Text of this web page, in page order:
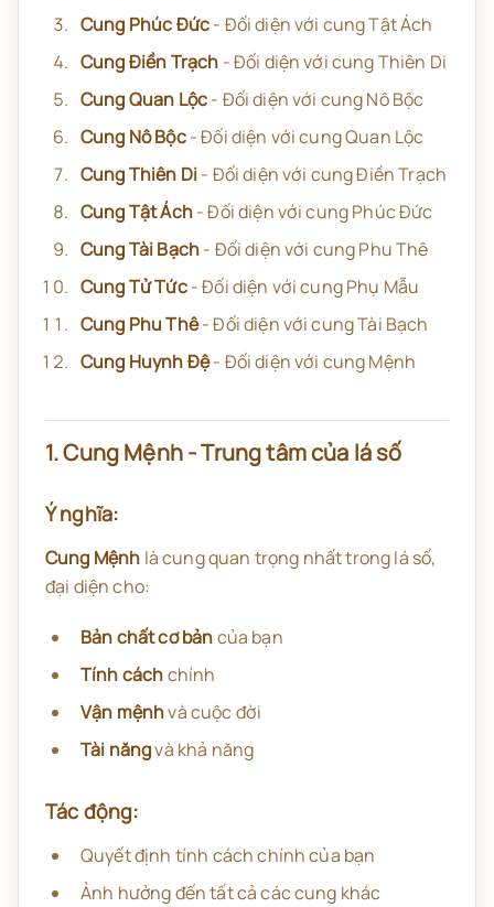
Cung Phúc Đức- Đối diện với cung Tật Ách
Cung Điền Trạch - Đối diện với cung Thiên Di
Cung Quan Lộc- Đối diện với cung Nô Bộc
Cung Nô Bộc- Đối diện với cung Quan Lộc
Cung Thiên Di- Đối diện với cung Điền Trạch
Cung Tật Ách- Đối diện với cung Phúc Đức
Cung Tài Bạch- Đối diện với cung Phu Thê
Cung Tử Tức- Đối diện với cung Phụ Mẫu
Cung Phu Thê- Đối diện với cung Tài Bạch
Cung Huynh Đệ- Đối diện với cung Mệnh
1. Cung Mệnh - Trung tâm của lá số
Ý nghĩa:
Cung Mệnh là cung quan trọng nhất trong lá số,
đại diện cho:
Bản chất cơ bảncủa bạn
Tính cáchchính
Vận mệnhvà cuộc đời
Tài năngvà khả năng
Tác động:
Quyết định tính cách chính của bạn
Ảnh hưởng đến tất cả các cung khác